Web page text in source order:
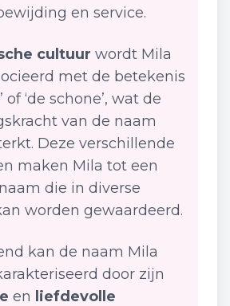
en service.
cultuur wordt Mila
met de betekenis
of ‘de schone’, wat de
van de naam
Deze verschillende
maken Mila tot een
die in diverse
worden gewaardeerd.
kan de naam Mila
door zijn
en liefdevolle